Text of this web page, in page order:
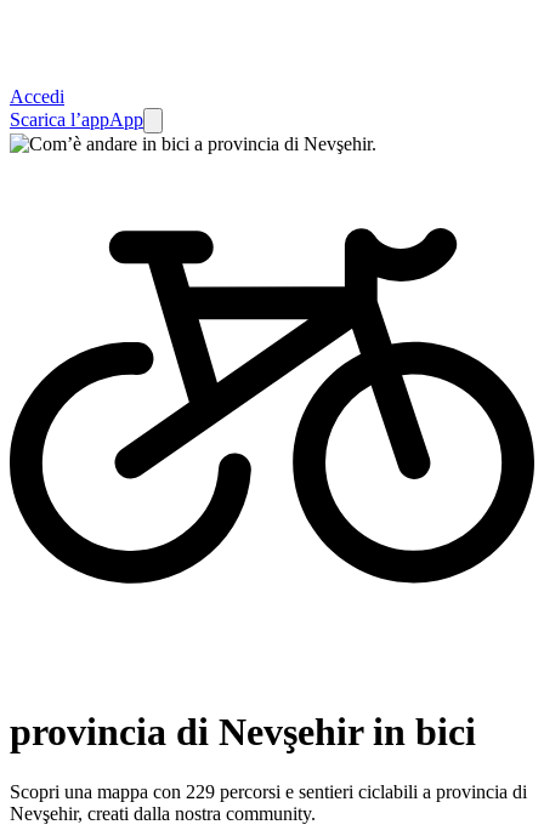
Accedi
Scarica l’appApp
provincia di Nevşehir in bici
Scopri una mappa con 229 percorsi e sentieri ciclabili a provincia di
Nevşehir, creati dalla nostra community.